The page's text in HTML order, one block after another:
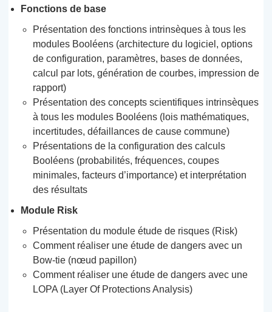
Fonctions de base
Présentation des fonctions intrinsèques à tous les
modules Booléens (architecture du logiciel, options
de configuration, paramètres, bases de données,
calcul par lots, génération de courbes, impression de
rapport)
Présentation des concepts scientifiques intrinsèques
à tous les modules Booléens (lois mathématiques,
incertitudes, défaillances de cause commune)
Présentations de la configuration des calculs
Booléens (probabilités, fréquences, coupes
minimales, facteurs d’importance) et interprétation
des résultats
Module Risk
Présentation du module étude de risques (Risk)
Comment réaliser une étude de dangers avec un
Bow-tie (nœud papillon)
Comment réaliser une étude de dangers avec une
LOPA (Layer Of Protections Analysis)